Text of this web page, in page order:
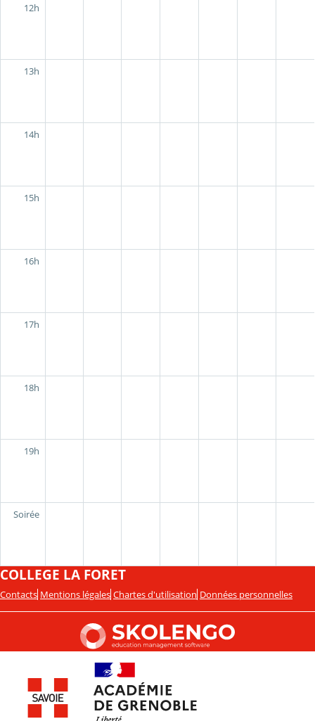
12h
13h
14h
15h
16h
17h
18h
19h
Soirée
COLLEGE LA FORET
Contacts Mentions légales Chartes d'utilisation Données personnelles